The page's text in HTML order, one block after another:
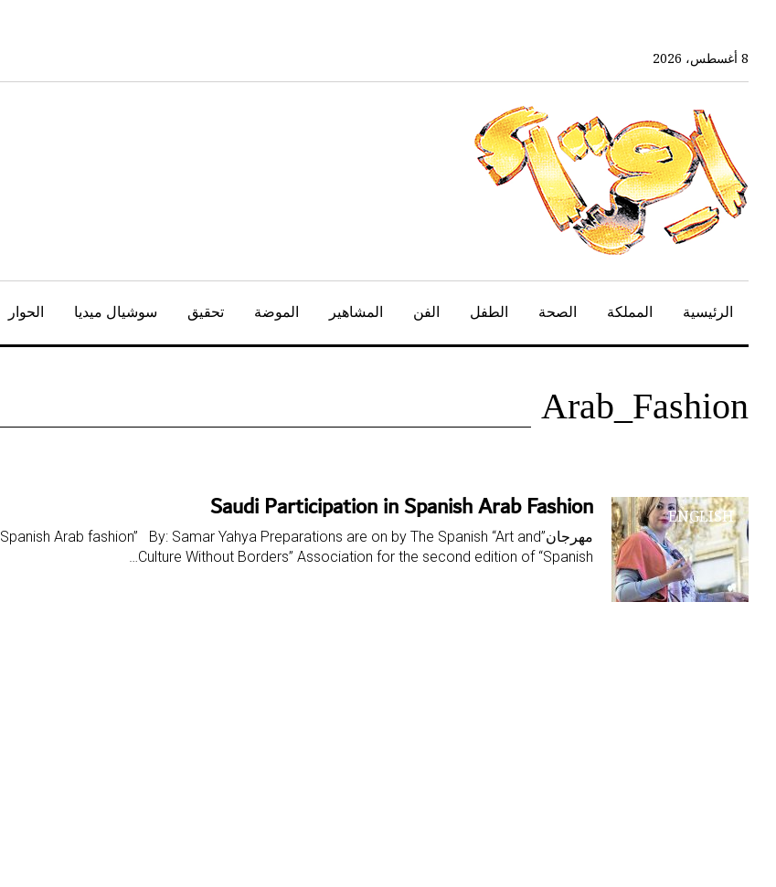
المحتوى
الرئيسي
8 أغسطس، 2026
الرئيسية المملكة الصحة الطفل الفن المشاهير الموضة تحقيق سوشيال ميديا الحوار
الوسم:
Arab_Fashion
ENGLISH
Saudi Participation in Spanish Arab Fashion
مهرجان”Spanish Arab fashion” By: Samar Yahya Preparations are on by The Spanish “Art and
Culture Without Borders” Association for the second edition of “Spanish…